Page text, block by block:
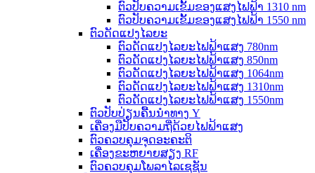
ຕົວປັບຄວາມເຂັ້ມຂອງແສງໄຟຟ້າ 1310 nm
ຕົວປັບຄວາມເຂັ້ມຂອງແສງໄຟຟ້າ 1550 nm
ຕົວດັດແປງໄລຍະ
ຕົວດັດແປງໄລຍະໄຟຟ້າແສງ 780nm
ຕົວດັດແປງໄລຍະໄຟຟ້າແສງ 850nm
ຕົວດັດແປງໄລຍະໄຟຟ້າແສງ 1064nm
ຕົວດັດແປງໄລຍະໄຟຟ້າແສງ 1310nm
ຕົວດັດແປງໄລຍະໄຟຟ້າແສງ 1550nm
ຕົວປັບປ່ຽນຄື້ນນຳທາງ Y
ເຄື່ອງມືປັບຄວາມຖີ່ດ້ວຍໄຟຟ້າແສງ
ຕົວຄວບຄຸມຈຸດອະຄະຕິ
ເຄື່ອງຂະຫຍາຍສຽງ RF
ຕົວຄວບຄຸມໂພລາໄລເຊຊັນ